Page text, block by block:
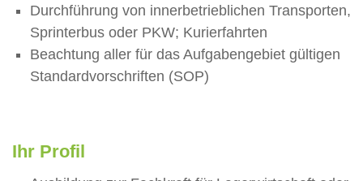
Durchführung von innerbetrieblichen Transporten,
Sprinterbus oder PKW; Kurierfahrten
Beachtung aller für das Aufgabengebiet gültigen
Standardvorschriften (SOP)
Ihr Profil